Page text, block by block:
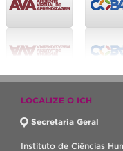
LOCALIZE O ICH
Secretaria Geral
Instituto de Ciências